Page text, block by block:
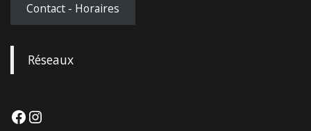
Contact - Horaires
Réseaux